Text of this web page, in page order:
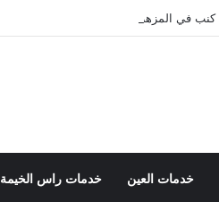
– دبي 0555980700 – خصم30%
خدمات العين خدمات راس الخيمة